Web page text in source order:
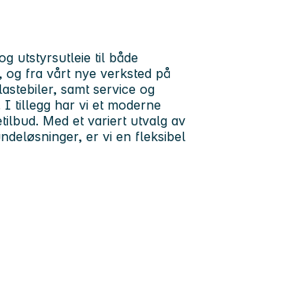
utstyrsutleie til både
og fra vårt nye verksted på
samt service og
I tillegg har vi et moderne
Med et variert utvalg av
er vi en fleksibel